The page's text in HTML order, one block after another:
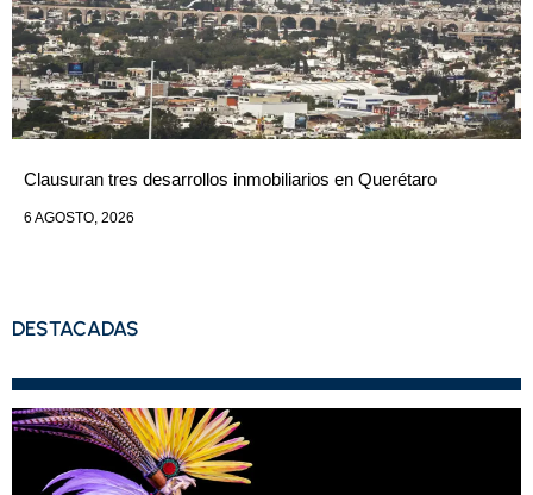
Clausuran tres desarrollos inmobiliarios en Querétaro
6 AGOSTO, 2026
DESTACADAS